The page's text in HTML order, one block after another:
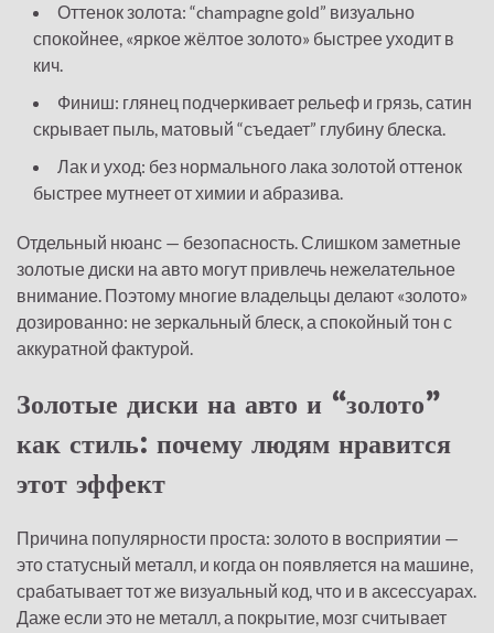
Оттенок золота: “champagne gold” визуально
спокойнее, «яркое жёлтое золото» быстрее уходит в
кич.
Финиш: глянец подчеркивает рельеф и грязь, сатин
скрывает пыль, матовый “съедает” глубину блеска.
Лак и уход: без нормального лака золотой оттенок
быстрее мутнеет от химии и абразива.
Отдельный нюанс — безопасность. Слишком заметные
золотые диски на авто могут привлечь нежелательное
внимание. Поэтому многие владельцы делают «золото»
дозированно: не зеркальный блеск, а спокойный тон с
аккуратной фактурой.
Золотые диски на авто и “золото”
как стиль: почему людям нравится
этот эффект
Причина популярности проста: золото в восприятии —
это статусный металл, и когда он появляется на машине,
срабатывает тот же визуальный код, что и в аксессуарах.
Даже если это не металл, а покрытие, мозг считывает